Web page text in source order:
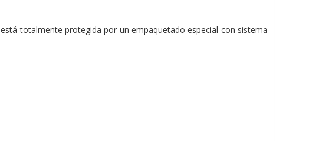
totalmente protegida por un empaquetado especial con sistema